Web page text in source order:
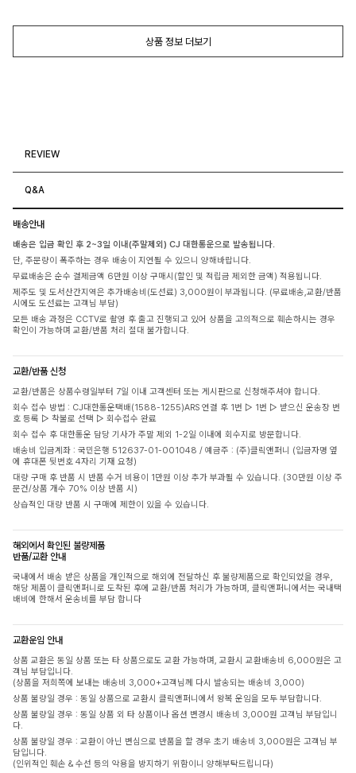
상품 정보 더보기
REVIEW
Q&A
배송안내
배송은 입금 확인 후 2~3일 이내(주말제외) CJ 대한통운으로 발송됩니다.
단, 주문량이 폭주하는 경우 배송이 지연될 수 있으니 양해바랍니다.
무료배송은 순수 결제금액 6만원 이상 구매시(할인 및 적립금 제외한 금액) 적용됩니다.
제주도 및 도서산간지역은 추가배송비(도선료) 3,000원이 부과됩니다. (무료배송,교환/반품
시에도 도선료는 고객님 부담)
모든 배송 과정은 CCTV로 촬영 후 출고 진행되고 있어 상품을 고의적으로 훼손하시는 경우
확인이 가능하며 교환/반품 처리 절대 불가합니다.
교환/반품 신청
교환/반품은 상품수령일부터 7일 이내 고객센터 또는 게시판으로 신청해주셔야 합니다.
회수 접수 방법 : CJ대한통운택배(1588-1255)ARS 연결 후 1번 ▷ 1번 ▷ 받으신 운송장 번
호 등록 ▷ 착불로 선택 ▷ 회수접수 완료
회수 접수 후 대한통운 담당 기사가 주말 제외 1-2일 이내에 회수지로 방문합니다.
배송비 입금계좌 : 국민은행 512637-01-001048 / 예금주 : (주)클릭앤퍼니 (입금자명 옆
에 휴대폰 뒷번호 4자리 기재 요청)
대량 구매 후 반품 시 반품 수거 비용이 1만원 이상 추가 부과될 수 있습니다. (30만원 이상 주
문건/상품 개수 70% 이상 반품 시)
상습적인 대량 반품 시 구매에 제한이 있을 수 있습니다.
해외에서 확인된 불량제품
반품/교환 안내
국내에서 배송 받은 상품을 개인적으로 해외에 전달하신 후 불량제품으로 확인되었을 경우,
해당 제품이 클릭앤퍼니로 도착된 후에 교환/반품 처리가 가능하며, 클릭앤퍼니에서는 국내택
배비에 한해서 운송비를 부담 합니다
교환운임 안내
상품 교환은 동일 상품 또는 타 상품으로도 교환 가능하며, 교환시 교환배송비 6,000원은 고
객님 부담입니다.
(상품을 저희쪽에 보내는 배송비 3,000+고객님께 다시 발송되는 배송비 3,000)
상품 불량일 경우 : 동일 상품으로 교환시 클릭앤퍼니에서 왕복 운임을 모두 부담합니다.
상품 불량일 경우 : 동일 상품 외 타 상품이나 옵션 변경시 배송비 3,000원 고객님 부담입니
다.
상품 불량일 경우 : 교환이 아닌 변심으로 반품을 할 경우 초기 배송비 3,000원은 고객님 부
담입니다.
(인위적인 훼손 & 수선 등의 악용을 방지하기 위함이니 양해부탁드립니다)